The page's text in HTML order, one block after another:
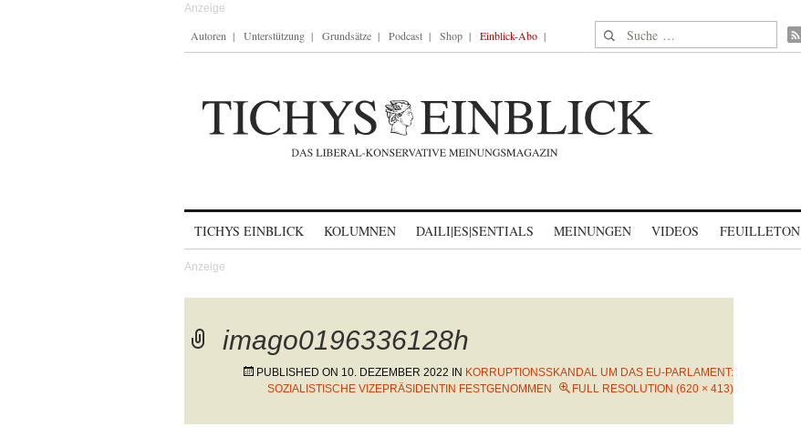
Autoren Unterstützung Grundsätze Podcast Shop Einblick-Abo Suche nach:
TICHYS EINBLICK KOLUMNEN DAILI|ES|SENTIALS MEINUNGEN VIDEOS FEUILLETON
imago0196336128h
PUBLISHED ON 10. DEZEMBER 2022 IN KORRUPTIONSSKANDAL UM DAS EU-PARLAMENT:
SOZIALISTISCHE VIZEPRÄSIDENTIN FESTGENOMMEN
FULL RESOLUTION (620 × 413)